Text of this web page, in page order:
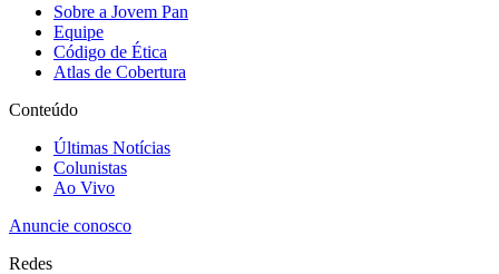
Sobre a Jovem Pan
Equipe
Código de Ética
Atlas de Cobertura
Conteúdo
Últimas Notícias
Colunistas
Ao Vivo
Anuncie conosco
Redes